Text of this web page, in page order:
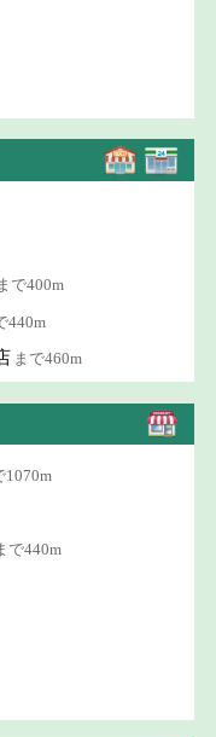
で400m
440m
まで460m
1070m
で440m